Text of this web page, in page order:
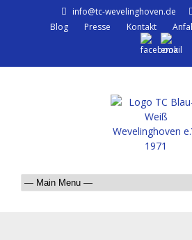
info@tc-wevelinghoven.de
Blog
Presse Kontakt